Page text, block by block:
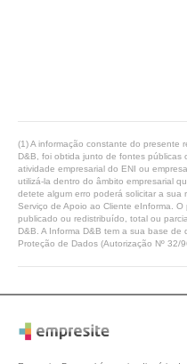
(1) A informação constante do presente
D&B, foi obtida junto de fontes públicas
atividade empresarial do ENI ou
utilizá-la dentro do âmbito empresarial
detete algum erro poderá solicitar a
Serviço de Apoio ao Cliente eInforma.
publicado ou redistribuído, total ou
D&B. A Informa D&B tem a sua base
Proteção de Dados (Autorização Nº 32/